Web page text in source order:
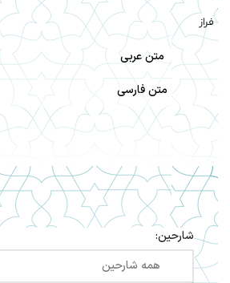
فراز
متن عربی
متن فارسی
شارحین: